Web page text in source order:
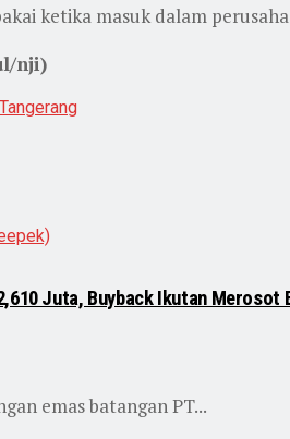
ketika masuk dalam
nji)
Tangerang
Juta, Buyback Ikutan
emas batangan PT...